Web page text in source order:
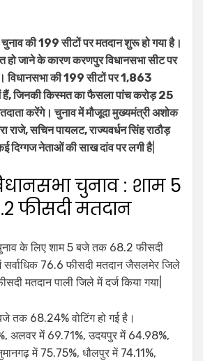
की 199 सीटों पर मतदान शुरू हो गया है।
हो जाने के कारण करणपुर विधानसभा सीट पर
विधानसभा की 199 सीटों पर 1,863
में हैं, जिनकी किस्‍मत का फैसला पांच करोड़ 25
करेंगे। चुनाव में मौजूदा मुख्यमंत्री अशोक
राजे, सचिन पायलट, राज्यवर्धन सिंह राठौड़
दिग्गज नेताओं की साख दांव पर लगी है|
चुनाव : शाम 5
फीसदी मतदान
के लिए शाम 5 बजे तक 68.2 फीसदी
76.6 फीसदी मतदान जैसलमेर जिले
मतदान पाली जिले में दर्ज किया गया|
तक 68.24% वोटिंग हो गई है।
अलवर में 69.71%, उदयपुर में 64.98%,
में 75.75%, धौलपुर में 74.11%,